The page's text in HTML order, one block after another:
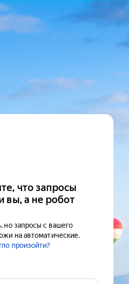
что запросы
вы, а не робот
но запросы с вашего
на автоматические.
произойти?